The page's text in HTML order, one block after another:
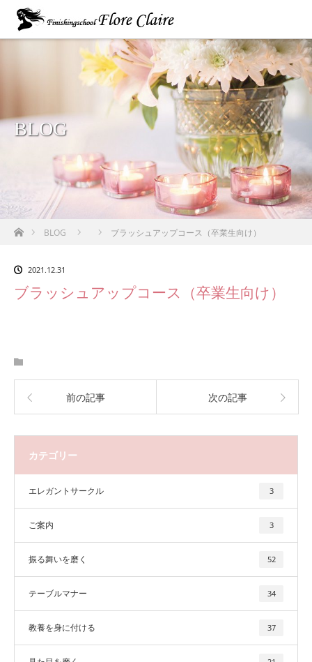
BLOG
ホームBLOG ブラッシュアップコース（卒業生向け）
2021.12.31
ブラッシュアップコース（卒業生向け）
前の記事 次の記事
カテゴリー
エレガントサークル 3
ご案内 3
振る舞いを磨く 52
テーブルマナー 34
教養を身に付ける 37